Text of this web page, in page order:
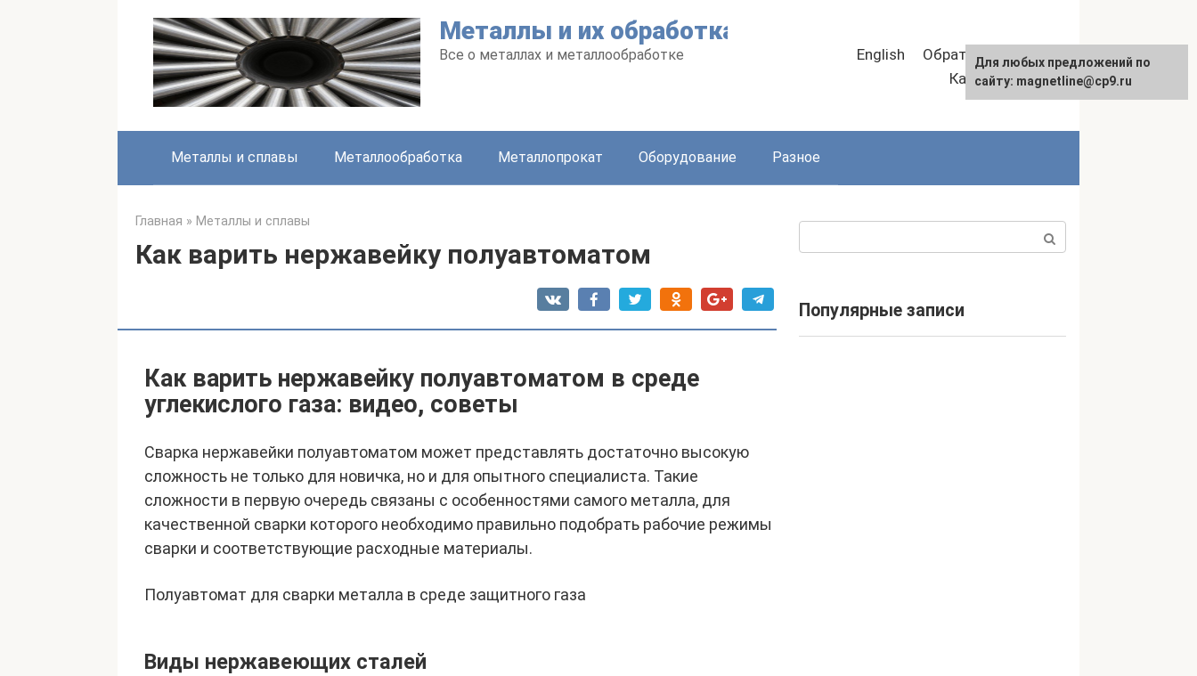
Металлы и их обработка
Все о металлах и металлообработке English
Обратная связь
Карта сайта
Металлы и сплавы Металлообработка Металлопрокат Оборудование Разное
Главная » Металлы и сплавы
Как варить нержавейку полуавтоматом
Как варить нержавейку полуавтоматом в среде
углекислого газа: видео, советы
Сварка нержавейки полуавтоматом может представлять достаточно высокую
сложность не только для новичка, но и для опытного специалиста. Такие
сложности в первую очередь связаны с особенностями самого металла, для
качественной сварки которого необходимо правильно подобрать рабочие режимы
сварки и соответствующие расходные материалы.
Полуавтомат для сварки металла в среде защитного газа
Виды нержавеющих сталей
Популярные записи
Для любых предложений по
сайту: magnetline@cp9.ru